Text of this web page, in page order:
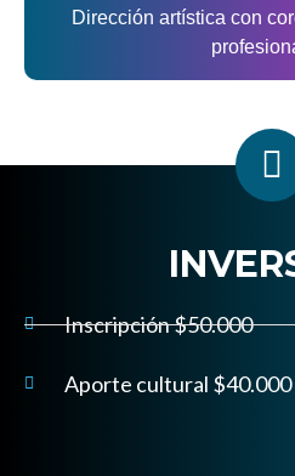
Dirección artística con
Inscripción $50.000
Aporte cultural $40.000